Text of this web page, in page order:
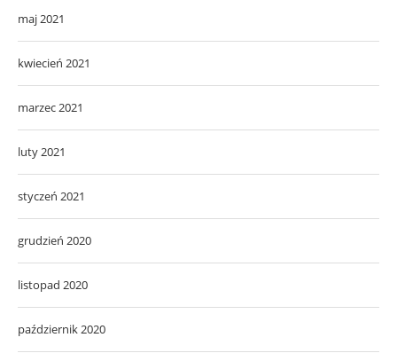
maj 2021
kwiecień 2021
marzec 2021
luty 2021
styczeń 2021
grudzień 2020
listopad 2020
październik 2020